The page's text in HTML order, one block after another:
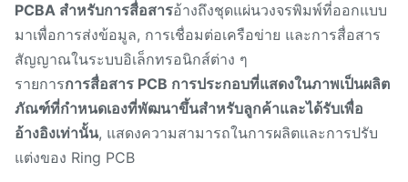
PCBA สําหรับการสื่อสารอ้างถึงชุดแผ่นวงจรพิมพ์ที่ออกแบบ
มาเพื่อการส่งข้อมูล, การเชื่อมต่อเครือข่าย และการสื่อสาร
สัญญาณในระบบอิเล็กทรอนิกส์ต่าง ๆ
รายการการสื่อสาร PCB การประกอบที่แสดงในภาพเป็นผลิต
ภัณฑ์ที่กําหนดเองที่พัฒนาขึ้นสําหรับลูกค้าและได้รับเพื่อ
อ้างอิงเท่านั้น, แสดงความสามารถในการผลิตและการปรับ
แต่งของ Ring PCB